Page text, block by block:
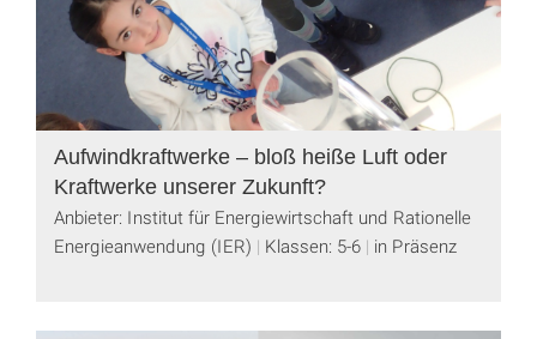
Aufwindkraftwerke – bloß heiße Luft oder
Kraftwerke unserer Zukunft?
Anbieter: Institut für Energiewirtschaft und Rationelle
Energieanwendung (IER)
Klassen: 5-6 in Präsenz